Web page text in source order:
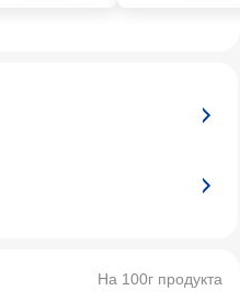
На 100г продукта